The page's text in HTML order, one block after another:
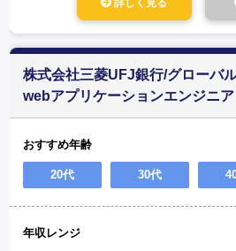
詳しく見る
株式会社三菱UFJ銀行/グローバ
webアプリケーションエンジニア
おすすめ年齢
20代 30代
年収レンジ